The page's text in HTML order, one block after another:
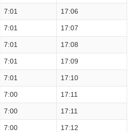
7:01 17:06
7:01 17:07
7:01 17:08
7:01 17:09
7:01 17:10
7:00 17:11
7:00 17:11
7:00 17:12